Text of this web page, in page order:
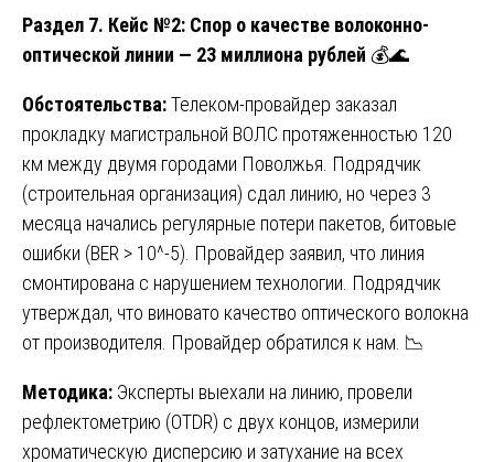
Раздел 7. Кейс №2: Спор о качестве волоконно-
оптической линии — 23 миллиона рублей 💰🌊
Обстоятельства:Телеком-провайдер заказал
прокладку магистральной ВОЛС протяженностью 120
км между двумя городами Поволжья. Подрядчик
(строительная организация) сдал линию, но через 3
месяца начались регулярные потери пакетов, битовые
ошибки (BER > 10^-5). Провайдер заявил, что линия
смонтирована с нарушением технологии. Подрядчик
утверждал, что виновато качество оптического волокна
от производителя. Провайдер обратился к нам. 📉
Методика: Эксперты выехали на линию, провели
рефлектометрию (OTDR) с двух концов, измерили
хроматическую дисперсию и затухание на всех